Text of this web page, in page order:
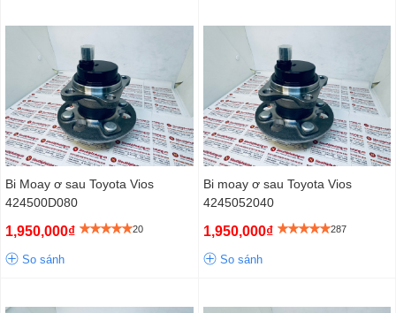
Bi Moay ơ sau Toyota Vios
424500D080
1,950,000₫ 20
So sánh
Bi moay ơ sau Toyota Vios
4245052040
1,950,000₫ 287
So sánh